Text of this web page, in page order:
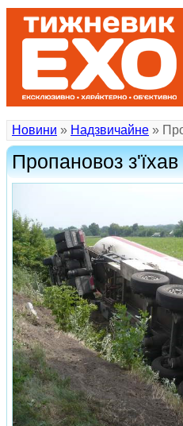
Новини » Надзвичайне »
Пропановоз